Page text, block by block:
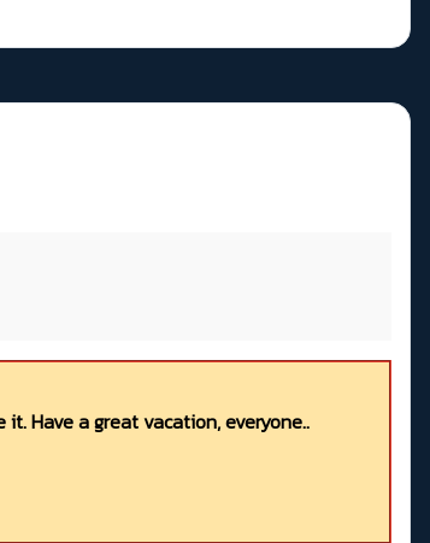
Have a great vacation, everyone..